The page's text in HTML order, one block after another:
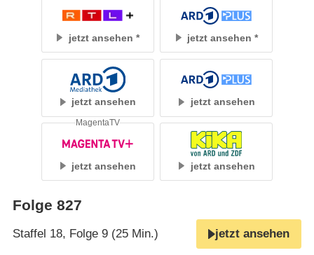
jetzt ansehen jetzt ansehen
jetzt ansehen jetzt ansehen
jetzt ansehen
MagentaTV
jetzt ansehen
Folge 827
Staffel 18, Folge 9 (25 Min.) jetzt ansehen